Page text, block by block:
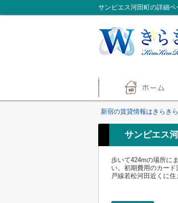
サンピエス河田町の詳細
新宿の賃貸情報はきらき
サンピエス
歩いて424mの場所に
い。初期費用のカー
戸線若松河田近くに